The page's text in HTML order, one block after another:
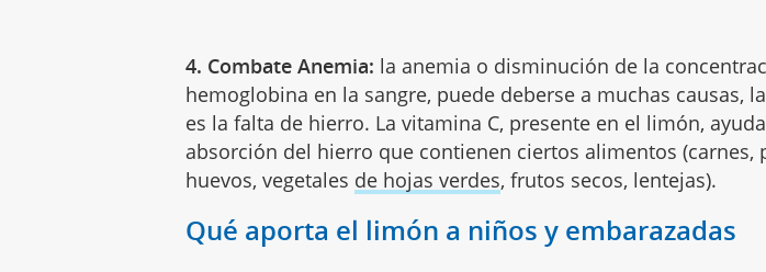
4. Combate Anemia: la anemia o disminución de la
hemoglobina en la sangre, puede deberse a muchas causas,
es la falta de hierro. La vitamina C, presente en el limón,
absorción del hierro que contienen ciertos alimentos (carnes,
huevos, vegetales de hojas verdes, frutos secos, lentejas).
Qué aporta el limón a niños y embarazadas